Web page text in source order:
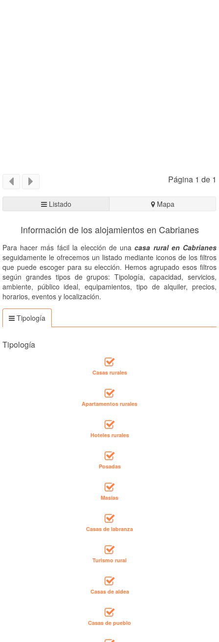
Página 1 de 1
Listado Mapa
Información de los alojamientos en Cabrianes
Para hacer más fácil la elección de unacasa rural en Cabrianes
seguidamente le ofrecemos un listado mediante iconos de los filtros
que puede escoger para su elección. Hemos agrupado esos filtros
según grandes tipos de grupos: Tipología, capacidad, servicios,
ambiente, público ideal, equipamientos, tipo de alquiler, precios,
horarios, eventos y localización.
Tipología
Tipología
Casas rurales
Apartamentos rurales
Hoteles rurales
Posadas
Masías
Casas de labranza
Turismo rural
Casas de aldea
Casas de pueblo